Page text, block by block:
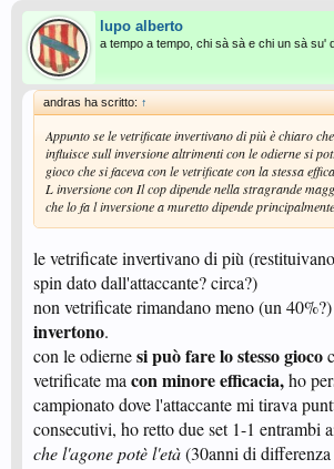
lupo alberto
a tempo a tempo, chi sà sà e chi un sà su'
andras ha scritto: ↑
Appunto se le vetrificate invertivano di più è chiaro
influisce sull inversione altrimenti con le odierne si
gioco che si faceva con le vetrificate con la stessa
L inversione con Il cop dipende nella stragrande
che lo fa l inversione a muretto dipende
le vetrificate invertivano di più
spin dato dall'attaccante? circa?)
non vetrificate rimandano meno (un
invertono.
con le odiernesi può fare lo stesso gioco
vetrificate ma con minore efficacia,ho
campionato dove l'attaccante mi tirava
consecutivi, ho retto due set 1-1 entrambi
che l'agone potè l'età(30anni di